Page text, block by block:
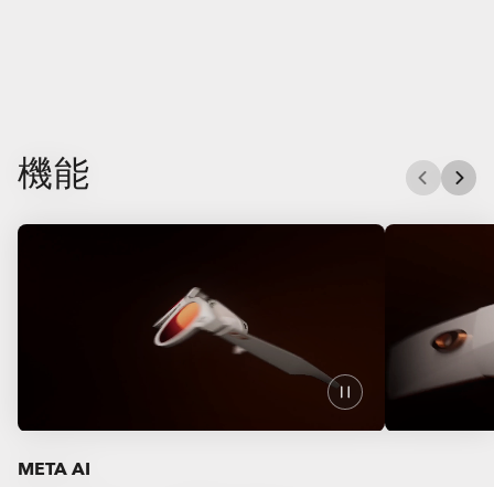
機能
META AI